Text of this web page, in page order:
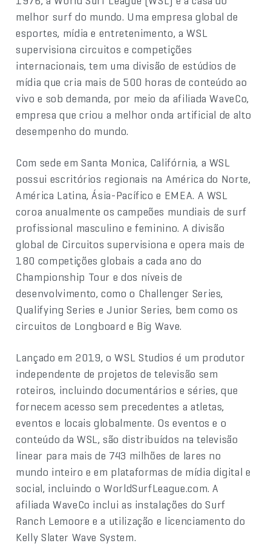
melhor surf do mundo. Uma empresa global de
esportes, mídia e entretenimento, a WSL
supervisiona circuitos e competições
internacionais, tem uma divisão de estúdios de
mídia que cria mais de 500 horas de conteúdo ao
vivo e sob demanda, por meio da afiliada WaveCo,
empresa que criou a melhor onda artificial de alto
desempenho do mundo.
Com sede em Santa Monica, Califórnia, a WSL
possui escritórios regionais na América do Norte,
América Latina, Ásia-Pacífico e EMEA. A WSL
coroa anualmente os campeões mundiais de surf
profissional masculino e feminino. A divisão
global de Circuitos supervisiona e opera mais de
180 competições globais a cada ano do
Championship Tour e dos níveis de
desenvolvimento, como o Challenger Series,
Qualifying Series e Junior Series, bem como os
circuitos de Longboard e Big Wave.
Lançado em 2019, o WSL Studios é um produtor
independente de projetos de televisão sem
roteiros, incluindo documentários e séries, que
fornecem acesso sem precedentes a atletas,
eventos e locais globalmente. Os eventos e o
conteúdo da WSL, são distribuídos na televisão
linear para mais de 743 milhões de lares no
mundo inteiro e em plataformas de mídia digital e
social, incluindo o WorldSurfLeague.com. A
afiliada WaveCo inclui as instalações do Surf
Ranch Lemoore e a utilização e licenciamento do
Kelly Slater Wave System.